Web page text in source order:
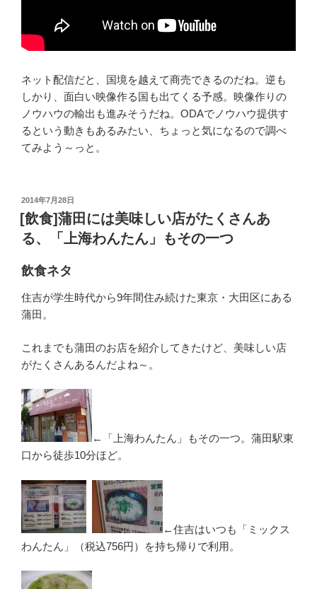
ネット配信だと、国境を越えて商売できるのだね。逆も
しかり、面白い映像作る国も出てくる予感。映像作りの
ノウハウの輸出も進みそうだね。ODAでノウハウ提供す
るという動きもあるみたい、ちょっと気になるので調べ
てみよう～っと。
投
稿
日:
2014年7月28日
[飲食]蒲田には美味しい店がたくさんあ
る、「上海わんたん」もその一つ
飲食ネタ
住吉が学生時代から9年間住み続けた東京・大田区にある
蒲田。
これまでも蒲田のお店を紹介してきたけど、美味しい店
がたくさんあるんだよね～。
←「上海わんたん」もその一つ。蒲田駅東
口から徒歩10分ほど。
←住吉はいつも「ミックス
わんたん」（税込756円）を持ち帰りで利用。